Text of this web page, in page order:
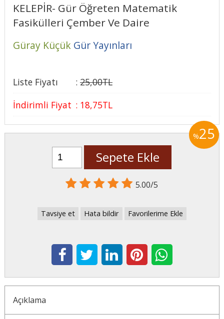
KELEPİR- Gür Öğreten Matematik
Fasikülleri Çember Ve Daire
Güray Küçük Gür Yayınları
Liste Fiyatı : 25,00TL
İndirimli Fiyat : 18,75TL
%25
Sepete Ekle
5.00/5
Tavsiye et Hata bildir Favorilerime Ekle
Açıklama